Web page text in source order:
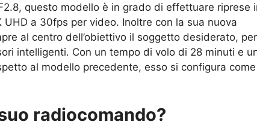
questo modello è in grado di effettuare riprese
a 30fps per video. Inoltre con la sua nuova
al centro dell’obiettivo il soggetto desiderato,
intelligenti. Con un tempo di volo di 28 minuti e
al modello precedente, esso si configura
radiocomando?